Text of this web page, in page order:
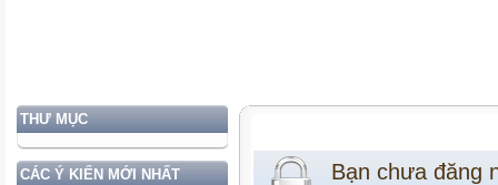
THƯ MỤC
CÁC Ý KIẾN MỚI NHẤT Bạn chưa đăng